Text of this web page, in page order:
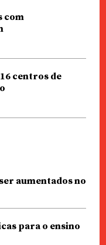
com
centros de
aumentados no
para o ensino